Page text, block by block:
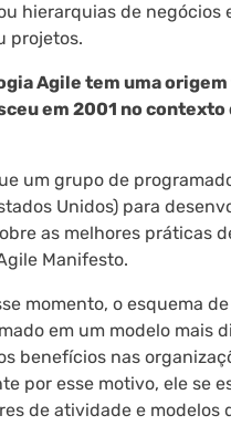
hierarquias de negócios
projetos.
Agile tem uma
em 2001 no contexto
um grupo de
Unidos) para
as melhores práticas
Manifesto.
momento, o esquema
em um modelo mais
benefícios nas
por esse motivo, ele se
de atividade e modelos